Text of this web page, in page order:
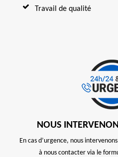
Travail de qualité
NOUS
En cas d’urgence, nous
à nous contacter via le